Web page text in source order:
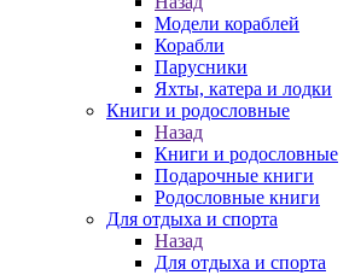
Модели кораблей
Корабли
Парусники
Яхты, катера и лодки
Книги и родословные
Назад
Книги и родословные
Подарочные книги
Родословные книги
Для отдыха и спорта
Назад
Для отдыха и спорта